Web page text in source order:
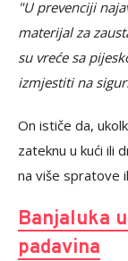
"U prevenciji
materijal za
su vreće sa
izmjestiti na
On ističe da,
zateknu u kući ili
na više spratove
Banjaluka
padavina